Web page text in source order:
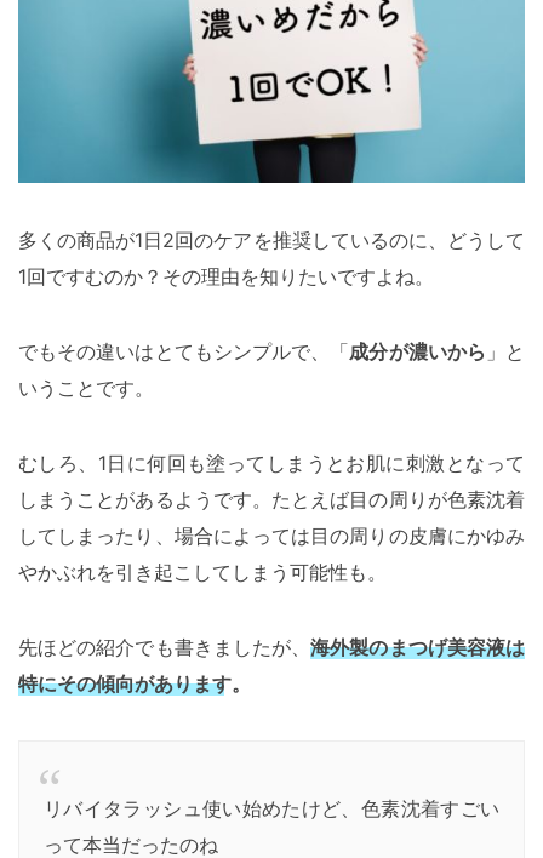
多くの商品が1日2回のケアを推奨しているのに、どうして
1回ですむのか？その理由を知りたいですよね。
でもその違いはとてもシンプルで、「成分が濃いから 」と
いうことです。
むしろ、1日に何回も塗ってしまうとお肌に刺激となって
しまうことがあるようです。たとえば目の周りが色素沈着
してしまったり、場合によっては目の周りの皮膚にかゆみ
やかぶれを引き起こしてしまう可能性も。
先ほどの紹介でも書きましたが、海外製のまつげ美容液は
特にその傾向があります。
リバイタラッシュ使い始めたけど、色素沈着すごい
って本当だったのね